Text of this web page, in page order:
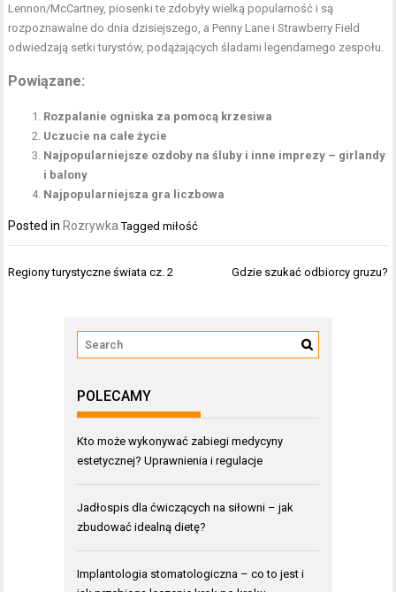
Lennon/McCartney, piosenki te zdobyły wielką popularność i są
rozpoznawalne do dnia dzisiejszego, a Penny Lane i Strawberry Field
odwiedzają setki turystów, podążających śladami legendarnego zespołu.
Powiązane:
Rozpalanie ogniska za pomocą krzesiwa
Uczucie na całe życie
Najpopularniejsze ozdoby na śluby i inne imprezy – girlandy
i balony
Najpopularniejsza gra liczbowa
Posted in Rozrywka Taggedmiłość
Nawigacja
Regiony turystyczne świata cz. 2 Gdzie szukać odbiorcy gruzu?
POLECAMY
Kto może wykonywać zabiegi medycyny
estetycznej? Uprawnienia i regulacje
Jadłospis dla ćwiczących na siłowni – jak
zbudować idealną dietę?
Implantologia stomatologiczna – co to jest i